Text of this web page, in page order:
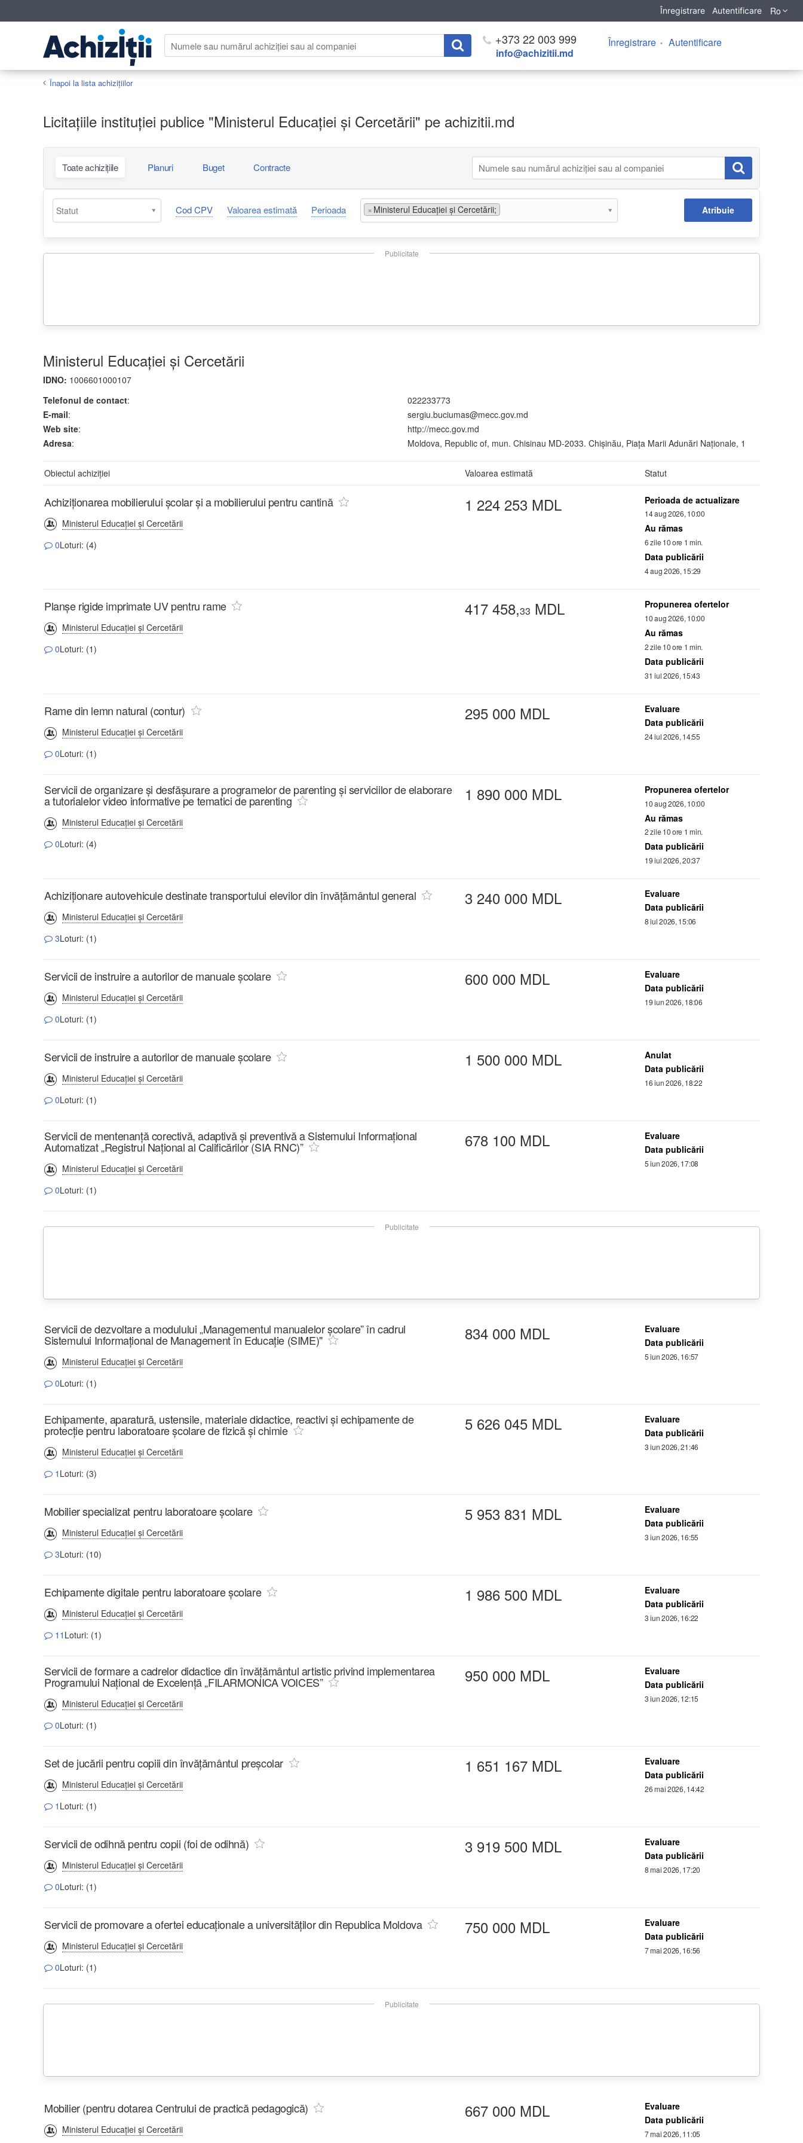
Înregistrare Autentificare Ro
+373 22 003 999
info@achizitii.md
Înregistrare Autentificare
Înapoi la lista achiziţiilor
Licitațiile instituției publice "Ministerul Educației și Cercetării" pe achizitii.md
Toate achizițiile Planuri Buget Contracte
Cod CPV Valoarea estimată Perioada × Ministerul Educației și Cercetării; Atribuie
Publicitate
Ministerul Educației și Cercetării
IDNO: 1006601000107
Telefonul de contact:
022233773
E-mail:
sergiu.buciumas@mecc.gov.md
Web site:
http://mecc.gov.md
Adresa: Moldova, Republic of, mun. Chisinau MD-2033. Chişinău, Piaţa Marii Adunări Naţionale, 1
Obiectul achiziției Valoarea estimată Statut
Achiziționarea mobilierului școlar și a mobilierului pentru cantină
Ministerul Educației și Cercetării
0Loturi: (4)
1 224 253 MDL Perioada de actualizare
14 aug 2026, 10:00
Au rămas
6 zile 10 ore 1 min.
Data publicării
4 aug 2026, 15:29
Planșe rigide imprimate UV pentru rame
Ministerul Educației și Cercetării
0Loturi: (1)
417 458,33 MDL Propunerea ofertelor
10 aug 2026, 10:00
Au rămas
2 zile 10 ore 1 min.
Data publicării
31 iul 2026, 15:43
Rame din lemn natural (contur)
Ministerul Educației și Cercetării
0Loturi: (1)
295 000 MDL
Evaluare
Data publicării
24 iul 2026, 14:55
Servicii de organizare și desfășurare a programelor de parenting și serviciilor de elaborare
a tutorialelor video informative pe tematici de parenting
Ministerul Educației și Cercetării
0Loturi: (4)
1 890 000 MDL Propunerea ofertelor
10 aug 2026, 10:00
Au rămas
2 zile 10 ore 1 min.
Data publicării
19 iul 2026, 20:37
Achiziționare autovehicule destinate transportului elevilor din învățământul general
Ministerul Educației și Cercetării
3Loturi: (1)
3 240 000 MDL
Evaluare
Data publicării
8 iul 2026, 15:06
Servicii de instruire a autorilor de manuale școlare
Ministerul Educației și Cercetării
0Loturi: (1)
600 000 MDL
Evaluare
Data publicării
19 iun 2026, 18:06
Servicii de instruire a autorilor de manuale școlare
Ministerul Educației și Cercetării
0Loturi: (1)
1 500 000 MDL
Anulat
Data publicării
16 iun 2026, 18:22
Servicii de mentenanță corectivă, adaptivă și preventivă a Sistemului Informațional
Automatizat „Registrul Național al Calificărilor (SIA RNC)”
Ministerul Educației și Cercetării
0Loturi: (1)
678 100 MDL
Evaluare
Data publicării
5 iun 2026, 17:08
Publicitate
Servicii de dezvoltare a modulului „Managementul manualelor școlare” în cadrul
Sistemului Informațional de Management în Educație (SIME)"
Ministerul Educației și Cercetării
0Loturi: (1)
834 000 MDL
Evaluare
Data publicării
5 iun 2026, 16:57
Echipamente, aparatură, ustensile, materiale didactice, reactivi și echipamente de
protecție pentru laboratoare școlare de fizică și chimie
Ministerul Educației și Cercetării
1 Loturi: (3)
5 626 045 MDL
Evaluare
Data publicării
3 iun 2026, 21:46
Mobilier specializat pentru laboratoare școlare
Ministerul Educației și Cercetării
3Loturi: (10)
5 953 831 MDL
Evaluare
Data publicării
3 iun 2026, 16:55
Echipamente digitale pentru laboratoare școlare
Ministerul Educației și Cercetării
11 Loturi: (1)
1 986 500 MDL
Evaluare
Data publicării
3 iun 2026, 16:22
Servicii de formare a cadrelor didactice din învățământul artistic privind implementarea
Programului Național de Excelență „FILARMONICA VOICES”
Ministerul Educației și Cercetării
0Loturi: (1)
950 000 MDL
Evaluare
Data publicării
3 iun 2026, 12:15
Set de jucării pentru copiii din învățământul preșcolar
Ministerul Educației și Cercetării
1 Loturi: (1)
1 651 167 MDL
Evaluare
Data publicării
26 mai 2026, 14:42
Servicii de odihnă pentru copii (foi de odihnă)
Ministerul Educației și Cercetării
0Loturi: (1)
3 919 500 MDL
Evaluare
Data publicării
8 mai 2026, 17:20
Servicii de promovare a ofertei educaționale a universităților din Republica Moldova
Ministerul Educației și Cercetării
0Loturi: (1)
750 000 MDL
Evaluare
Data publicării
7 mai 2026, 16:56
Publicitate
Mobilier (pentru dotarea Centrului de practică pedagogică)
Ministerul Educației și Cercetării
667 000 MDL
Evaluare
Data publicării
7 mai 2026, 11:05